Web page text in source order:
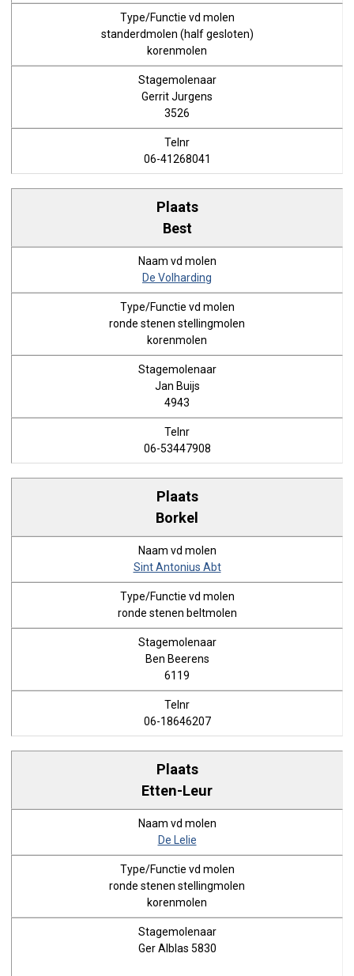
standerdmolen (half gesloten)
korenmolen
Gerrit Jurgens
3526
06-41268041
Best
De Volharding
ronde stenen stellingmolen
korenmolen
Jan Buijs
4943
06-53447908
Borkel
Sint Antonius Abt
ronde stenen beltmolen
Ben Beerens
6119
06-18646207
Etten-Leur
De Lelie
ronde stenen stellingmolen
korenmolen
Ger Alblas 5830